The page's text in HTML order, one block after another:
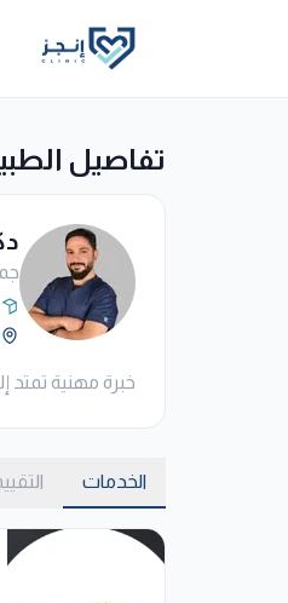
تفاصيل
خبرة مهنية تمتد إلى 6 سنوات ، ويتميز بتقديم علاجات سنية متكاملة باستخدام أحدث التقنيات ، مع التركيز على تحقيق نتائج جمالية
الخدمات